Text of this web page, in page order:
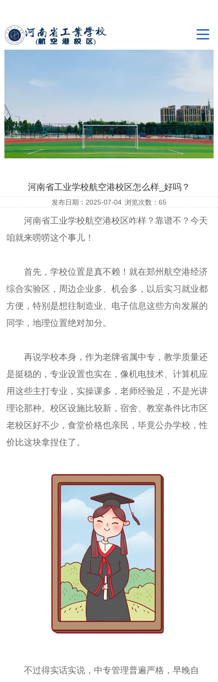
河南省工业学校航空港校区怎么样_好吗？
发布日期：2025-07-04 浏览次数： 65
河南省工业学校航空港校区咋样？靠谱不？今天
咱就来唠唠这个事儿！
首先，学校位置是真不赖！就在郑州航空港经济
综合实验区，周边企业多、机会多，以后实习就业都
方便，特别是想往制造业、电子信息这些方向发展的
同学，地理位置绝对加分。
再说学校本身，作为老牌省属中专，教学质量还
是挺稳的，专业设置也实在，像机电技术、计算机应
用这些主打专业，实操课多，老师经验足，不是光讲
理论那种。校区设施比较新，宿舍、教室条件比市区
老校区好不少，食堂价格也亲民，毕竟公办学校，性
价比这块拿捏住了。
不过得实话实说，中专管理普遍严格，早晚自